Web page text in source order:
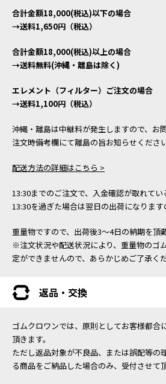
合計金額18,000(税込)以下の場合
→送料1,650円（税込）
合計金額18,000(税込)以上の場合
→送料無料(沖縄・離島は除く)
エレメント（フィルター）ご注文の場合
→送料1,100円（税込）
沖縄・離島は中継料が発生しますので、お
注文時備考欄にて離島の旨お知らせください
配送方法の詳細はこちら >
13:30までのご注文で、入金確認が取れてい
13:30を過ぎた場合は翌日の出荷になります
重量物ですので、出荷後3～4日の納期を頂
※注文状況や配送状況により、重量物のゴ
定ができませんので、あらかじめご了承くだ
返品・交換
ゴムクロワンでは、原則としてお客様都合
頂きます。
ただし返品対象が不良品、または誤配等の
る商品をご納品した場合のみ、受付させて頂